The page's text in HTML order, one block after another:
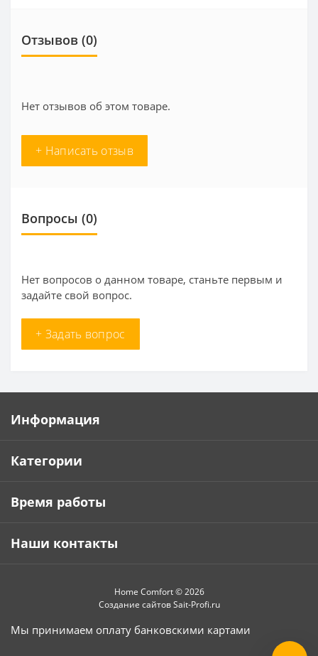
Отзывов (0)
Нет отзывов об этом товаре.
+ Написать отзыв
Вопросы (0)
Нет вопросов о данном товаре, станьте первым и
задайте свой вопрос.
+ Задать вопрос
Информация
Категории
Время работы
Наши контакты
Home Comfort © 2026
Создание сайтовSait-Profi.ru
Мы принимаем оплату банковскими картами